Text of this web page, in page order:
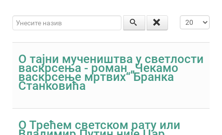
Унесите назив Приказ #
О тајни мучеништва у светлости
васкрсења - роман „Чекамо
васкрсење мртвих“ Бранка
Станковића
О Трећем светском рату или